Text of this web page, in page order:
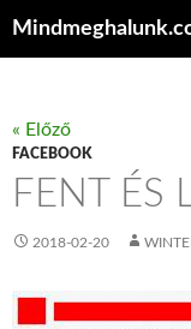
« Előző
FACEBOOK
FENT ÉS
2018-02-20